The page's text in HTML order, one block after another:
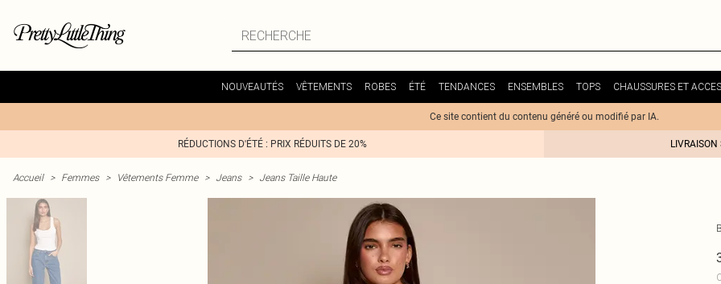
NOUVEAUTÉS VÊTEMENTS ROBES ÉTÉ TENDANCES ENSEMBLES TOPS CHAUSSURES ET
Ce site contient du contenu généré ou modifié par IA.
RÉDUCTIONS D'ÉTÉ : PRIX RÉDUITS DE 20%
Accueil > Femmes > Vêtements Femme > Jeans > Jeans Taille Haute